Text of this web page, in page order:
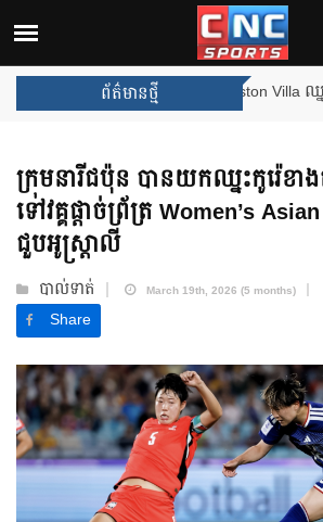
ព័ត៌មានថ្មី
ឈ្នះពានរង្វាន់បន្ថែមទៀត បន្ទាប់ពី Aston Villa
ក្រុមនារីជប៉ុន បានយកឈ្នះកូរ៉េខា
ទៅវគ្គផ្តាច់ព្រ័ត្រ Women’s
ជួបអូស្ត្រាលី
បាល់ទាត់ March 19th, 2026 (5 months)
Share